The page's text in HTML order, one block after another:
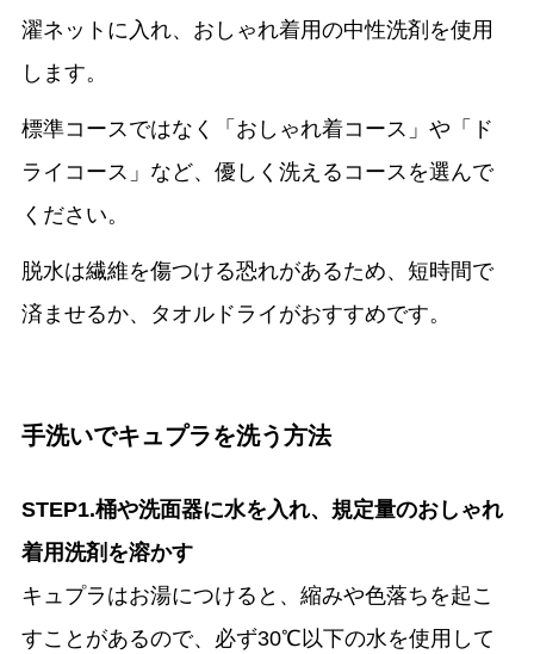
濯ネットに入れ、おしゃれ着用の中性洗剤を使用
します。
標準コースではなく「おしゃれ着コース」や「ド
ライコース」など、優しく洗えるコースを選んで
ください。
脱水は繊維を傷つける恐れがあるため、短時間で
済ませるか、タオルドライがおすすめです。
手洗いでキュプラを洗う方法
STEP1.桶や洗面器に水を入れ、規定量のおしゃれ
着用洗剤を溶かす
キュプラはお湯につけると、縮みや色落ちを起こ
すことがあるので、必ず30℃以下の水を使用して